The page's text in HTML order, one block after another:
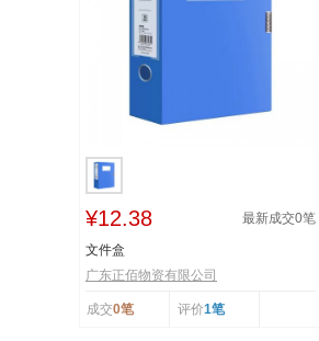
¥12.38 最新成交0笔
文件盒
广东正佰物资有限公司
成交0笔 评价1笔